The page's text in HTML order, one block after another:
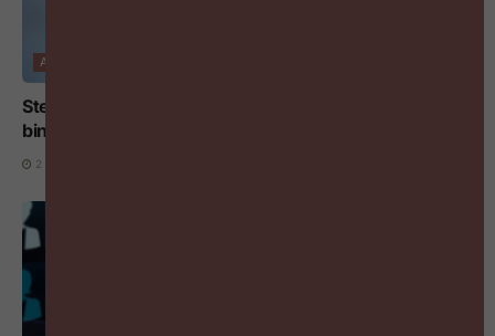
ARBEIDSMARKT
Steeds meer arbeidsovereenkomsten eindigen
binnen het eerste jaar
2 AUGUSTUS 2026